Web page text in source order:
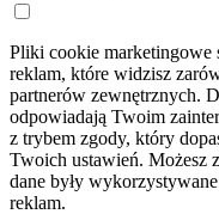
Pliki cookie marketingowe
reklam, które widzisz
partnerów zewnętrznych.
odpowiadają Twoim
z trybem zgody, który
Twoich ustawień. Możesz
dane były
reklam.